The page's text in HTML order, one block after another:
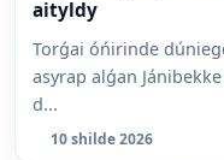
aityldy
Torǵai óńirinde
asyrap alǵan
d...
10 shilde 2026